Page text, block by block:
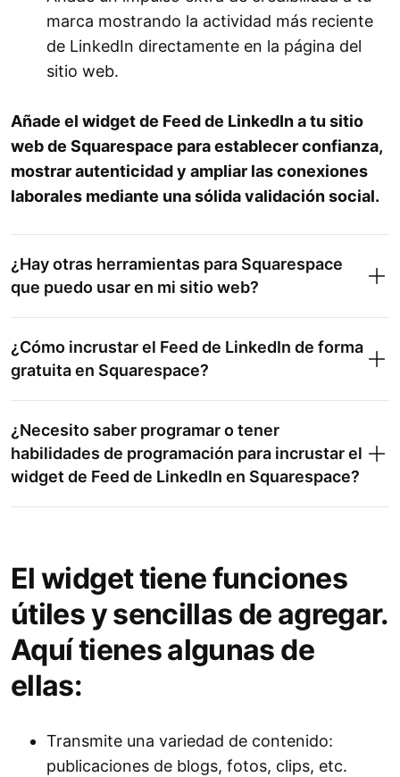
marca mostrando la actividad más reciente
de LinkedIn directamente en la página del
sitio web.
Añade el widget de Feed de LinkedIn a tu sitio
web de Squarespace para establecer confianza,
mostrar autenticidad y ampliar las conexiones
laborales mediante una sólida validación social.
¿Hay otras herramientas para Squarespace
que puedo usar en mi sitio web?
Feed de Pinterest
Feed de Instagram
All-in-One Reviews
Form Builder
¿Cómo incrustar el Feed de LinkedIn de forma
gratuita en Squarespace?
¿Necesito saber programar o tener
habilidades de programación para incrustar el
widget de Feed de LinkedIn en Squarespace?
El widget tiene funciones
útiles y sencillas de agregar.
Aquí tienes algunas de
ellas:
Transmite una variedad de contenido:
publicaciones de blogs, fotos, clips, etc.